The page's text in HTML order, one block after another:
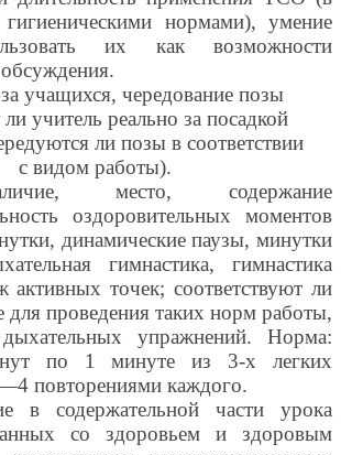
гигиеническими нормами), умение
их как возможности
учащихся, чередование позы
учитель реально за посадкой
ли позы в соответствии
с видом работы).
место, содержание
оздоровительных моментов
динамические паузы, минутки
гимнастика, гимнастика
активных точек; соответствуют ли
для проведения таких норм работы,
упражнений. Норма:
по 1 минуте из 3-х легких
повторениями каждого.
в содержательной части урока
со здоровьем и здоровым